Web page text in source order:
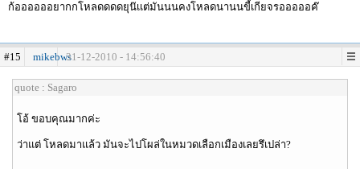
ก้ออออออยากกโหลดดดดยุน๊เเต่มันนนคงโหลดนานนขี้เกียจรอออออค๊
#15 mikebws31-12-2010 - 14:56:40
quote : Sagaro
โอ้ ขอบคุณมากค่ะ
ว่าแต่ โหลดมาแล้ว มันจะไปโผล่ในหมวดเลือกเมืองเลยรึเปล่า?